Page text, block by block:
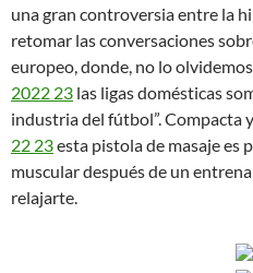
una gran controversia entre la
retomar las conversaciones
europeo, donde, no lo
2022 23 las ligas domésticas
industria del fútbol”. Compacta
22 23esta pistola de masaje es
muscular después de un
relajarte.